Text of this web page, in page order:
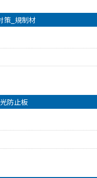
策_規制材
防止板